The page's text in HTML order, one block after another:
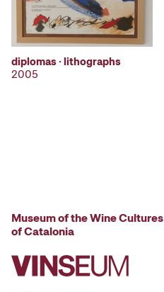
diplomas · lithographs
2005
Museum of the Wine Cultures
of Catalonia